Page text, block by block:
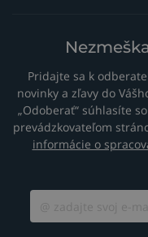
Pridajte sa k
novinky a zľavy do
„Odoberať“ súhlasíte
prevádzkovateľom
informácie o